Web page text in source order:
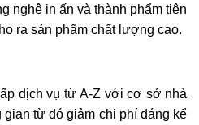
nghệ in ấn và thành phẩm tiên
ra sản phẩm chất lượng cao.
dịch vụ từ A-Z với cơ sở nhà
gian từ đó giảm chi phí đáng kể